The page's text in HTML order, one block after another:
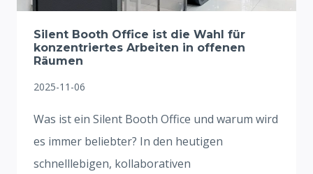
Silent Booth Office ist die Wahl für
konzentriertes Arbeiten in offenen
Räumen
2025-11-06
Was ist ein Silent Booth Office und warum wird
es immer beliebter? In den heutigen
schnelllebigen, kollaborativen